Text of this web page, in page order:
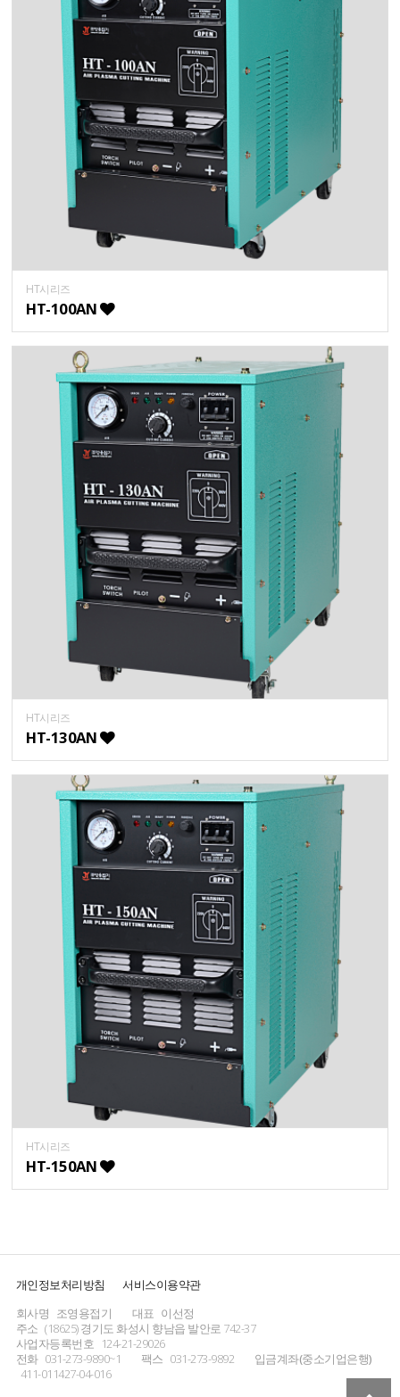
HT시리즈
HT-100AN
HT시리즈
HT-130AN
HT시리즈
HT-150AN
개인정보처리방침
서비스이용약관
회사명 조영용접기 대표 이선정
주소 (18625) 경기도 화성시 향남읍 발안로 742-37
사업자등록번호 124-21-29026
전화 031-273-9890~1 팩스 031-273-9892
입금계좌(중소기업은행)
411-011427-04-016